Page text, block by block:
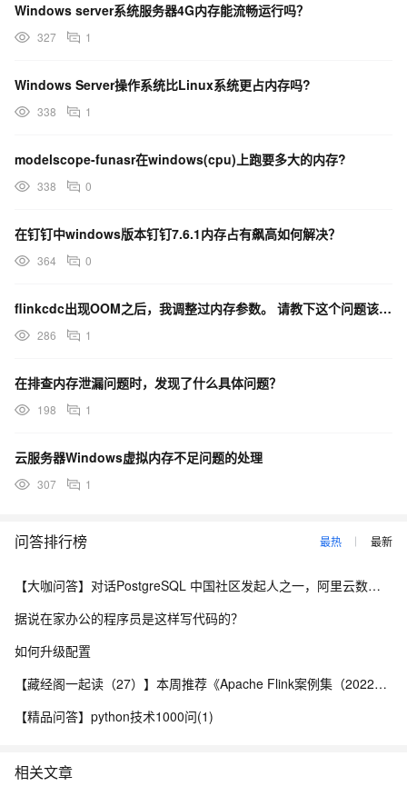
Windows server系统服务器4G内存能流畅运行吗？
327 1
Windows Server操作系统比Linux系统更占内存吗?
338 1
modelscope-funasr在windows(cpu)上跑要多大的内存?
338 0
在钉钉中windows版本钉钉7.6.1内存占有飙高如何解决？
364 0
flinkcdc出现OOM之后，我调整过内存参数。 请教下这个问题该从哪方面排查 ？
286 1
在排查内存泄漏问题时，发现了什么具体问题？
198 1
云服务器Windows虚拟内存不足问题的处理
307 1
问答排行榜 最热 最新
【大咖问答】对话PostgreSQL 中国社区发起人之一，阿里云数据库高级专家 德哥
据说在家办公的程序员是这样写代码的？
如何升级配置
【藏经阁一起读（27）】本周推荐《Apache Flink案例集（2022版）》，你有哪些心得？
【精品问答】python技术1000问(1)
相关文章